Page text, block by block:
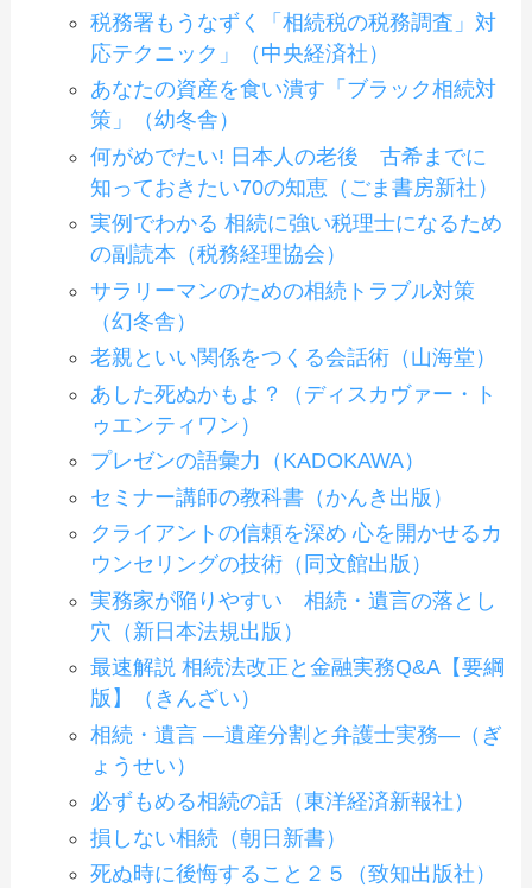
税務署もうなずく「相続税の税務調査」対
応テクニック」（中央経済社）
あなたの資産を食い潰す「ブラック相続対
策」（幼冬舎）
何がめでたい! 日本人の老後 古希までに
知っておきたい70の知恵（ごま書房新社）
実例でわかる 相続に強い税理士になるため
の副読本（税務経理協会）
サラリーマンのための相続トラブル対策
（幻冬舎）
老親といい関係をつくる会話術（山海堂）
あした死ぬかもよ？（ディスカヴァー・ト
ゥエンティワン）
プレゼンの語彙力（KADOKAWA）
セミナー講師の教科書（かんき出版）
クライアントの信頼を深め 心を開かせるカ
ウンセリングの技術（同文館出版）
実務家が陥りやすい 相続・遺言の落とし
穴（新日本法規出版）
最速解説 相続法改正と金融実務Q&A【要綱
版】（きんざい）
相続・遺言 ―遺産分割と弁護士実務―（ぎ
ょうせい）
必ずもめる相続の話（東洋経済新報社）
損しない相続（朝日新書）
死ぬ時に後悔すること２５（致知出版社）